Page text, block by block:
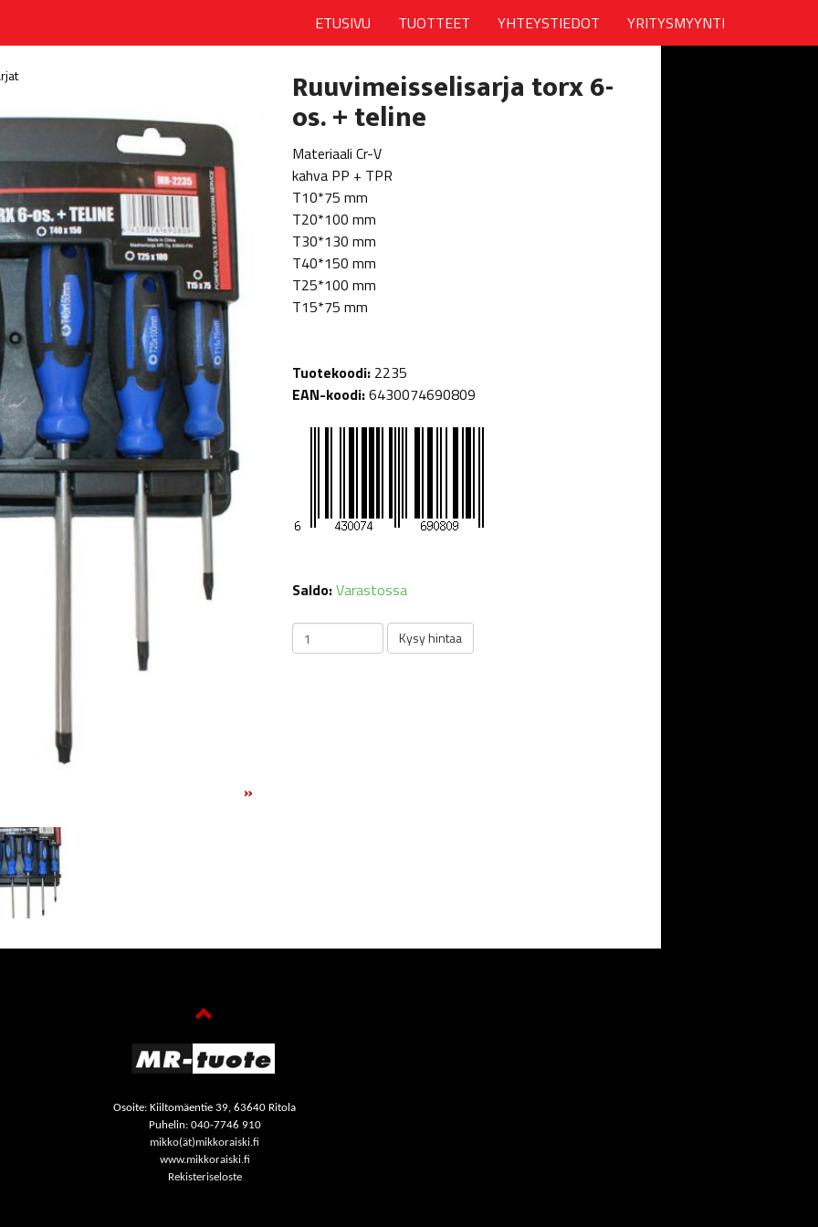
ETUSIVU TUOTTEET YHTEYSTIEDOT YRITYSMYYNTI
»
Ruuvimeisselisarja torx 6-
os. + teline
Materiaali Cr-V
kahva PP + TPR
T10*75 mm
T20*100 mm
T30*130 mm
T40*150 mm
T25*100 mm
T15*75 mm
Tuotekoodi: 2235
EAN-koodi:6430074690809
Saldo:Varastossa
Osoite: Kiiltomäentie 39, 63640 Ritola
Puhelin: 040-7746 910
mikko(ät)mikkoraiski.fi
www.mikkoraiski.fi
Rekisteriseloste